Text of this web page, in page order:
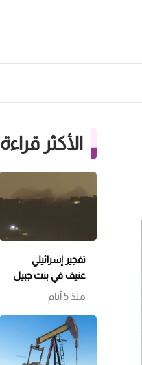
الأكثر قراءة
تفجير إسرائيلي
عنيف في بنت جبيل
وتمشيط باتجاه
منذ 5 أيام